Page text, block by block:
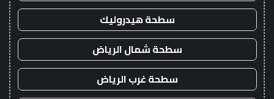
سطحة هيدروليك
سطحة شمال الرياض
سطحة غرب الرياض